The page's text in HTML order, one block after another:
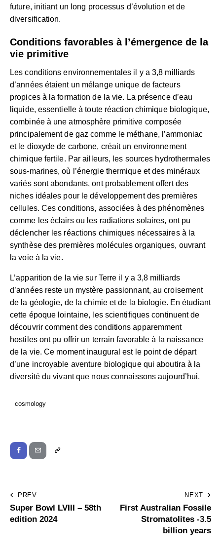
future, initiant un long processus d’évolution et de
diversification.
Conditions favorables à l’émergence de la
vie primitive
Les conditions environnementales il y a 3,8 milliards
d’années étaient un mélange unique de facteurs
propices à la formation de la vie. La présence d’eau
liquide, essentielle à toute réaction chimique biologique,
combinée à une atmosphère primitive composée
principalement de gaz comme le méthane, l’ammoniac
et le dioxyde de carbone, créait un environnement
chimique fertile. Par ailleurs, les sources hydrothermales
sous-marines, où l’énergie thermique et des minéraux
variés sont abondants, ont probablement offert des
niches idéales pour le développement des premières
cellules. Ces conditions, associées à des phénomènes
comme les éclairs ou les radiations solaires, ont pu
déclencher les réactions chimiques nécessaires à la
synthèse des premières molécules organiques, ouvrant
la voie à la vie.
L’apparition de la vie sur Terre il y a 3,8 milliards
d’années reste un mystère passionnant, au croisement
de la géologie, de la chimie et de la biologie. En étudiant
cette époque lointaine, les scientifiques continuent de
découvrir comment des conditions apparemment
hostiles ont pu offrir un terrain favorable à la naissance
de la vie. Ce moment inaugural est le point de départ
d’une incroyable aventure biologique qui aboutira à la
diversité du vivant que nous connaissons aujourd’hui.
cosmology
PREV
Super Bowl LVIII – 58th
edition 2024
NEXT
First Australian Fossile
Stromatolites -3.5
billion years